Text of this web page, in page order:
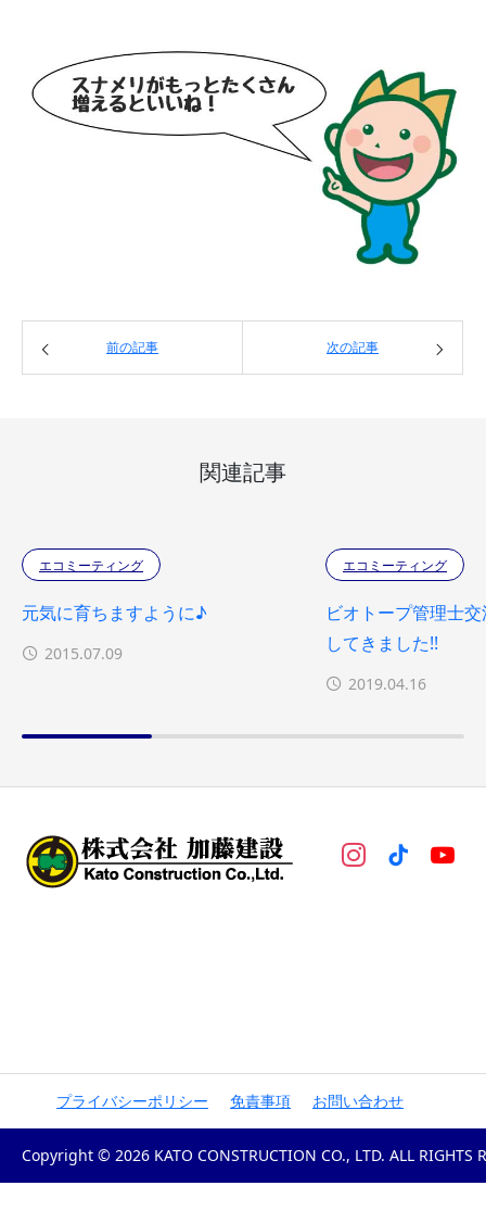
前の記事 次の記事
関連記事
エコミーティング
元気に育ちますように♪
2015.07.09
エコミーティング
ビオトープ管理士
してきました!!
2019.04.16
プライバシーポリシー 免責事項 お問い合わせ
Copyright © 2026 KATO CONSTRUCTION CO., LTD. ALL RIGHTS